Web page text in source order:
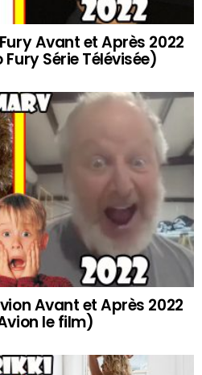
Avant et Après 2022
Série Télévisée)
Avant et Après 2022
le film)